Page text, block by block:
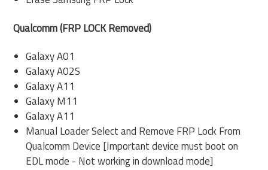
Qualcomm (FRP LOCK Removed)
Galaxy A01
Galaxy A02S
Galaxy A11
Galaxy M11
Galaxy A11
Manual Loader Select and Remove FRP Lock From
Qualcomm Device [Important device must boot on
EDL mode - Not working in download mode]